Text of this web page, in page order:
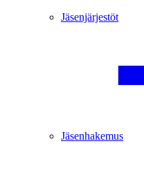
Jäsenjärjestöt
Jäsenhakemus